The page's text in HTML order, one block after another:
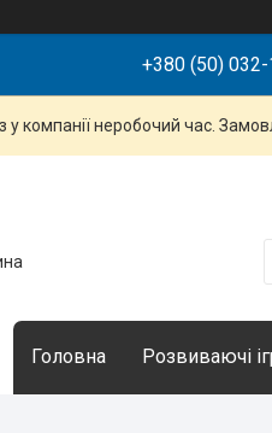
+380 (50)
у компанії неробочий час.
Головна Розвиваючі